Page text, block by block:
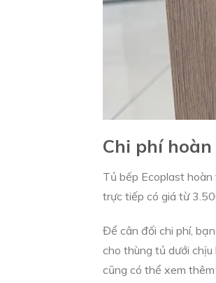
Chi phí
Tủ bếp Ecoplast
trực tiếp có giá từ
Để cân đối chi phí,
cho thùng tủ dưới
cũng có thể xem thêm